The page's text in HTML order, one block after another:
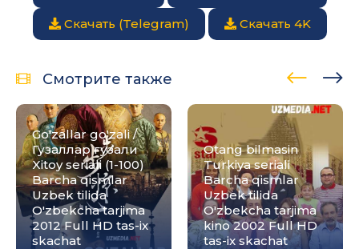
Скачать (Telegram) Скачать 4K
Смотрите также
Go'zallar go'zali /
Гузаллар гузали
Xitoy seriali (1-100)
Barcha qismlar
Uzbek tilida
O'zbekcha tarjima
2012 Full HD tas-ix
skachat
Otang bilmasin
Turkiya seriali
Barcha qismlar
Uzbek tilida
O'zbekcha tarjima
kino 2002 Full HD
tas-ix skachat